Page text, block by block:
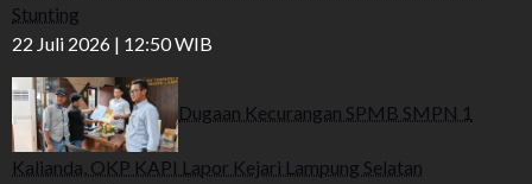
Stunting
22 Juli 2026 | 12:50 WIB
Dugaan Kecurangan SPMB SMPN 1
Kalianda, OKP KAPI Lapor Kejari Lampung Selatan